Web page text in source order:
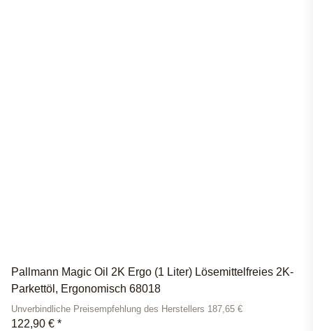
Pallmann Magic Oil 2K Ergo (1 Liter) Lösemittelfreies 2K-
Parkettöl, Ergonomisch 68018
Unverbindliche Preisempfehlung des Herstellers 187,65 €
122,90 € *